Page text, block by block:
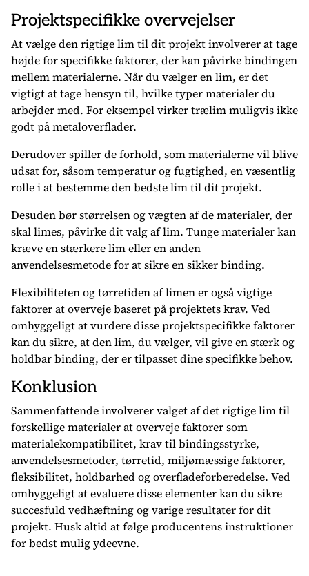
Projektspecifikke overvejelser
At vælge den rigtige lim til dit projekt involverer at tage
højde for specifikke faktorer, der kan påvirke bindingen
mellem materialerne. Når du vælger en lim, er det
vigtigt at tage hensyn til, hvilke typer materialer du
arbejder med. For eksempel virker trælim muligvis ikke
godt på metaloverflader.
Derudover spiller de forhold, som materialerne vil blive
udsat for, såsom temperatur og fugtighed, en væsentlig
rolle i at bestemme den bedste lim til dit projekt.
Desuden bør størrelsen og vægten af de materialer, der
skal limes, påvirke dit valg af lim. Tunge materialer kan
kræve en stærkere lim eller en anden
anvendelsesmetode for at sikre en sikker binding.
Flexibiliteten og tørretiden af limen er også vigtige
faktorer at overveje baseret på projektets krav. Ved
omhyggeligt at vurdere disse projektspecifikke faktorer
kan du sikre, at den lim, du vælger, vil give en stærk og
holdbar binding, der er tilpasset dine specifikke behov.
Konklusion
Sammenfattende involverer valget af det rigtige lim til
forskellige materialer at overveje faktorer som
materialekompatibilitet, krav til bindingsstyrke,
anvendelsesmetoder, tørretid, miljømæssige faktorer,
fleksibilitet, holdbarhed og overfladeforberedelse. Ved
omhyggeligt at evaluere disse elementer kan du sikre
succesfuld vedhæftning og varige resultater for dit
projekt. Husk altid at følge producentens instruktioner
for bedst mulig ydeevne.